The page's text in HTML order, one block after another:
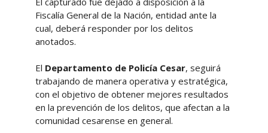
Fiscalía General de la Nación, entidad ante la
cual, deberá responder por los delitos
anotados.
El Departamento de Policía Cesar, seguirá
trabajando de manera operativa y estratégica,
con el objetivo de obtener mejores resultados
en la prevención de los delitos, que afectan a la
comunidad cesarense en general.